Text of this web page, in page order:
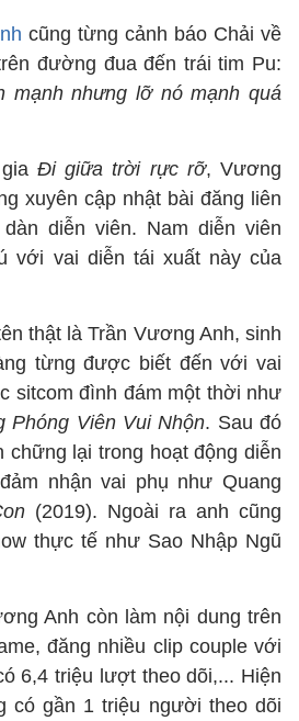
cũng từng cảnh báo Chải về
đường đua đến trái tim Pu:
mạnh nhưng lỡ nó mạnh quá
giaĐi giữa trời rực rỡ, Vương
xuyên cập nhật bài đăng liên
diễn viên. Nam diễn viên
với vai diễn tái xuất này của
thật là Trần Vương Anh, sinh
từng được biết đến với vai
sitcom đình đám một thời như
Phóng Viên Vui Nhộn. Sau đó
chững lại trong hoạt động diễn
nhận vai phụ như Quang
(2019). Ngoài ra anh cũng
thực tế như Sao Nhập Ngũ
Anh còn làm nội dung trên
đăng nhiều clip couple với
6,4 triệu lượt theo dõi,... Hiện
có gần 1 triệu người theo dõi